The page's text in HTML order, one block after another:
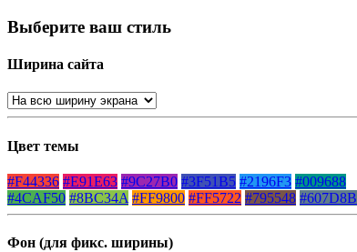
Выберите ваш стиль
Ширина сайта
Цвет темы
#F44336 #E91E63 #9C27B0 #3F51B5 #2196F3 #009688
#4CAF50 #8BC34A #FF9800 #FF5722 #795548 #607D8B
Фон (для фикс. ширины)